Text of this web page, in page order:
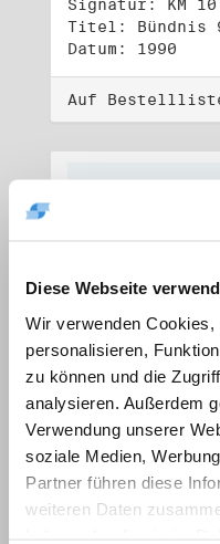
Diese Webseite
Wir verwenden
personalisieren,
zu können und die
analysieren. Außerdem
Verwendung unserer
soziale Medien,
Partner führen diese
weiteren Daten
Signatur: KM 10
Titel: Bündnis
Datum: 1990
Auf
Signatur: KM 01
Titel:
Datum: 1978 -